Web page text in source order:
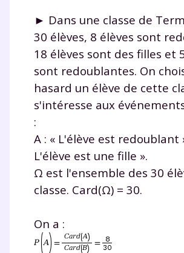
► Dans une classe de
30 élèves, 8 élèves sont
18 élèves sont des filles et
sont redoublantes. On
hasard un élève de cette
s'intéresse aux
:
A : « L'élève est redoublant
L'élève est une fille ».
Ω est l'ensemble des 30
classe. Card(Ω) = 30.
On a :